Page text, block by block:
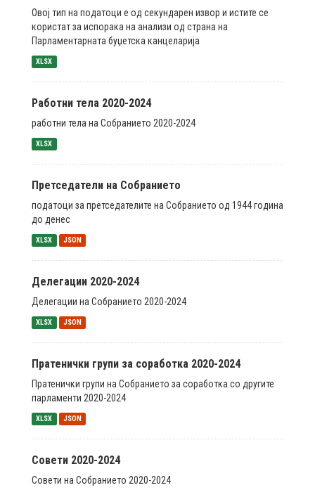
Овој тип на податоци е од секундарен извор и истите се
користат за испорака на анализи од страна на
Парламентарната буџетска канцеларија
XLSX
Работни тела 2020-2024
работни тела на Собранието 2020-2024
XLSX
Претседатели на Собранието
податоци за претседателите на Собранието од 1944 година
до денес
XLSX JSON
Делегации 2020-2024
Делегации на Собранието 2020-2024
XLSX JSON
Пратенички групи за соработка 2020-2024
Пратенички групи на Собранието за соработка со другите
парламенти 2020-2024
XLSX JSON
Совети 2020-2024
Совети на Собранието 2020-2024